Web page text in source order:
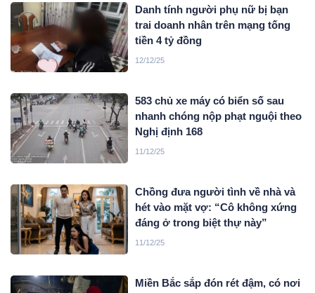
Danh tính người phụ nữ bị bạn
trai doanh nhân trên mạng tống
tiền 4 tỷ đồng
12/12/25
583 chủ xe máy có biển số sau
nhanh chóng nộp phạt nguội theo
Nghị định 168
11/12/25
Chồng đưa người tình về nhà và
hét vào mặt vợ: “Cô không xứng
đáng ở trong biệt thự này”
11/12/25
Miền Bắc sắp đón rét đậm, có nơi